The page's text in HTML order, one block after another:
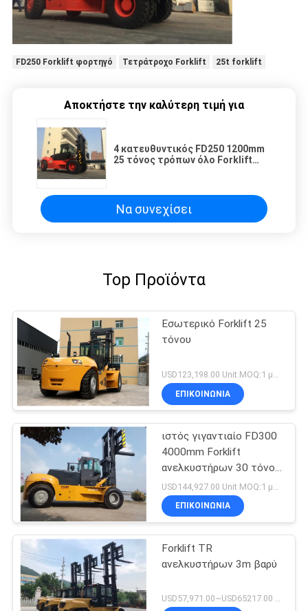
FD250 Forklift φορτηγό Τετράτροχο Forklift 25t forklift
Αποκτήστε την καλύτερη τιμή για
4 κατευθυντικός FD250 1200mm
25 τόνος τρόπων όλο Forklift
Να συνεχίσει
Top Προϊόντα
Εσωτερικό Forklift 25
τόνου
ΕΠΙΚΟΙΝΩΝΙΑ
ιστός γιγαντιαίο FD300
4000mm Forklift
ανελκυστήρων 30 τόνου
βαρύς εξοπλισμός
φορτηγών
ΕΠΙΚΟΙΝΩΝΙΑ
Forklift TR
ανελκυστήρων 3m βαρύ
USD57,971.00~USD65217.00 unit MOQ:1 μονάδα